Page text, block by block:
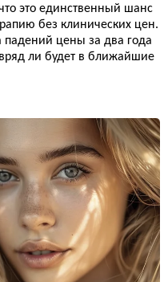
это единственный шанс
без клинических цен.
падений цены за два года
ли будет в ближайшие